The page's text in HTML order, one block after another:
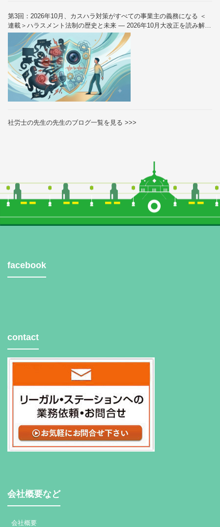
第3回：2026年10月、カスハラ対策がすべての事業主の義務になる ＜
連載＞ハラスメント法制の歴史と未来 — 2026年10月大改正を読み解く
（全6回）
社労士の先生の先生のブログ一覧を見る >>>
facebook
contact
会社概要など
会社概要